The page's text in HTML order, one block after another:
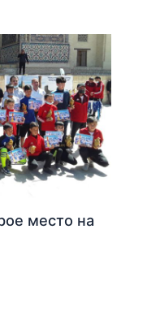
место на